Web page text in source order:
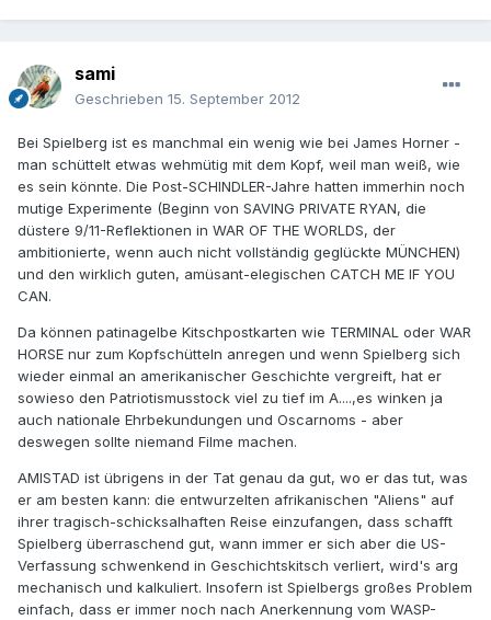
sami
Geschrieben 15. September 2012
Bei Spielberg ist es manchmal ein wenig wie bei James Horner -
man schüttelt etwas wehmütig mit dem Kopf, weil man weiß, wie
es sein könnte. Die Post-SCHINDLER-Jahre hatten immerhin noch
mutige Experimente (Beginn von SAVING PRIVATE RYAN, die
düstere 9/11-Reflektionen in WAR OF THE WORLDS, der
ambitionierte, wenn auch nicht vollständig geglückte MÜNCHEN)
und den wirklich guten, amüsant-elegischen CATCH ME IF YOU
CAN.
Da können patinagelbe Kitschpostkarten wie TERMINAL oder WAR
HORSE nur zum Kopfschütteln anregen und wenn Spielberg sich
wieder einmal an amerikanischer Geschichte vergreift, hat er
sowieso den Patriotismusstock viel zu tief im A....,es winken ja
auch nationale Ehrbekundungen und Oscarnoms - aber
deswegen sollte niemand Filme machen.
AMISTAD ist übrigens in der Tat genau da gut, wo er das tut, was
er am besten kann: die entwurzelten afrikanischen "Aliens" auf
ihrer tragisch-schicksalhaften Reise einzufangen, dass schafft
Spielberg überraschend gut, wann immer er sich aber die US-
Verfassung schwenkend in Geschichtskitsch verliert, wird's arg
mechanisch und kalkuliert. Insofern ist Spielbergs großes Problem
einfach, dass er immer noch nach Anerkennung vom WASP-